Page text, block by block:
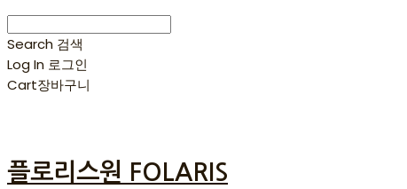
Search 검색
Log In 로그인
Cart장바구니
플로리스원 FOLARIS